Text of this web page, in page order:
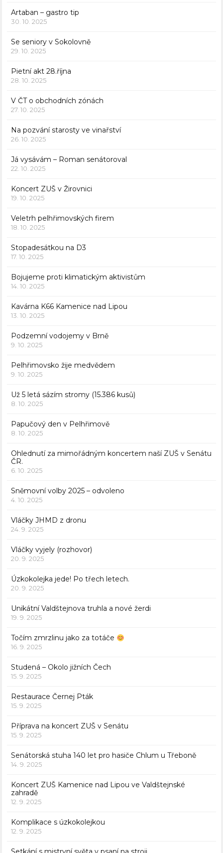
Artaban – gastro tip
30. 10. 2025
Se seniory v Sokolovně
29. 10. 2025
Pietní akt 28.října
28. 10. 2025
V ČT o obchodních zónách
27. 10. 2025
Na pozvání starosty ve vinařství
26. 10. 2025
Já vysávám – Roman senátoroval
22. 10. 2025
Koncert ZUŠ v Žirovnici
19. 10. 2025
Veletrh pelhřimovských firem
18. 10. 2025
Stopadesátkou na D3
17. 10. 2025
Bojujeme proti klimatickým aktivistům
14. 10. 2025
Kavárna K66 Kamenice nad Lipou
13. 10. 2025
Podzemní vodojemy v Brně
9. 10. 2025
Pelhřimovsko žije medvědem
9. 10. 2025
Už 5 letá sázím stromy (15.386 kusů)
8. 10. 2025
Papučový den v Pelhřimově
8. 10. 2025
Ohlednutí za mimořádným koncertem naší ZUŠ v Senátu
ČR.
6. 10. 2025
Sněmovní volby 2025 – odvoleno
4. 10. 2025
Vláčky JHMD z dronu
24. 9. 2025
Vláčky vyjely (rozhovor)
20. 9. 2025
Úzkokolejka jede! Po třech letech.
20. 9. 2025
Unikátní Valdštejnova truhla a nové žerdi
19. 9. 2025
Točím zmrzlinu jako za totáče
16. 9. 2025
Studená – Okolo jižních Čech
15. 9. 2025
Restaurace Černej Pták
15. 9. 2025
Příprava na koncert ZUŠ v Senátu
15. 9. 2025
Senátorská stuha 140 let pro hasiče Chlum u Třeboně
14. 9. 2025
Koncert ZUŠ Kamenice nad Lipou ve Valdštejnské
zahradě
12. 9. 2025
Komplikace s úzkokolejkou
12. 9. 2025